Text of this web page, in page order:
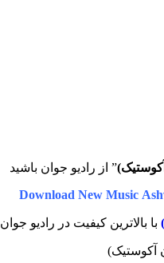
” از رادیو جوان باشید
Download New Music
با بالاترین کیفیت در رادیو جوان